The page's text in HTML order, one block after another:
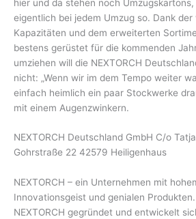
hier und da stehen noch
eigentlich bei jedem Umzug so. Dank
Kapazitäten und dem erweiterten
bestens gerüstet für die kommenden
umziehen will die NEXTORCH
nicht: „Wenn wir im dem Tempo weiter
einfach heimlich ein paar Stockwerke
mit einem Augenzwinkern.
NEXTORCH Deutschland GmbH C/o
Gohrstraße 22 42579 Heiligenhaus
NEXTORCH – ein Unternehmen mit
Innovationsgeist und genialen
NEXTORCH gegründet und entwickelt